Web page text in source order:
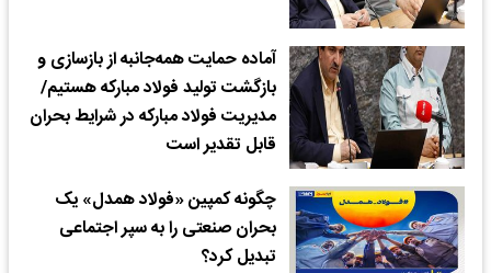
آماده حمایت همه‌جانبه از بازسازی و
بازگشت تولید فولاد مبارکه هستیم/
مدیریت فولاد مبارکه در شرایط بحران
قابل تقدیر است
چگونه کمپین «فولاد همدل» یک
بحران صنعتی را به سپر اجتماعی
تبدیل کرد؟